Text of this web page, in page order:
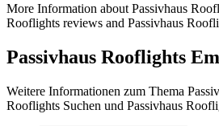
More Information about Passivhaus
Rooflights reviews and Passivhaus
Passivhaus Rooflights
Weitere Informationen zum Thema
Rooflights Suchen und Passivhaus